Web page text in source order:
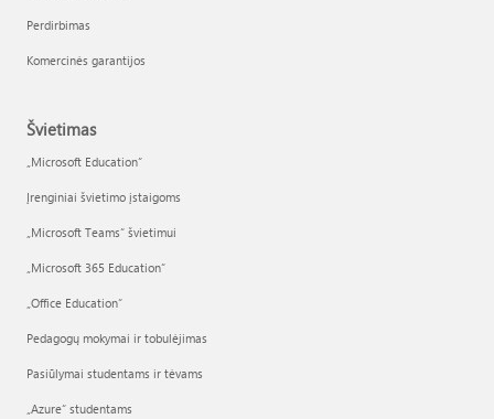
Perdirbimas
Komercinės garantijos
Švietimas
„Microsoft Education“
Įrenginiai švietimo įstaigoms
„Microsoft Teams“ švietimui
„Microsoft 365 Education“
„Office Education“
Pedagogų mokymai ir tobulėjimas
Pasiūlymai studentams ir tėvams
„Azure“ studentams